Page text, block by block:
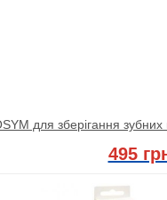
для зберігання зубних
495